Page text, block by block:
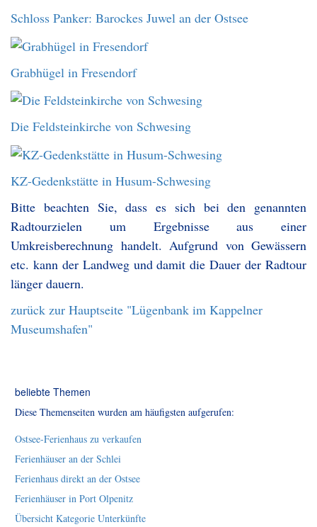
Schloss Panker: Barockes Juwel an der Ostsee
Grabhügel in Fresendorf
Die Feldsteinkirche von Schwesing
KZ-Gedenkstätte in Husum-Schwesing
Bitte beachten Sie, dass es sich bei den genannten
Radtourzielen um Ergebnisse aus einer
Umkreisberechnung handelt. Aufgrund von Gewässern
etc. kann der Landweg und damit die Dauer der Radtour
länger dauern.
zurück zur Hauptseite "Lügenbank im Kappelner
Museumshafen"
beliebte Themen
Diese Themenseiten wurden am häufigsten aufgerufen:
Ostsee-Ferienhaus zu verkaufen
Ferienhäuser an der Schlei
Ferienhaus direkt an der Ostsee
Ferienhäuser in Port Olpenitz
Übersicht Kategorie Unterkünfte